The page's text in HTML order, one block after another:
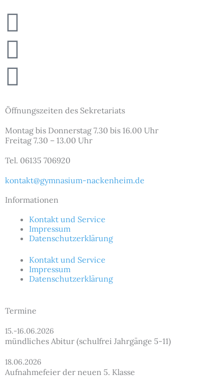
Newspaper
Instagram
Podcast
Öffnungszeiten des Sekretariats
Montag bis Donnerstag 7.30 bis 16.00 Uhr
Freitag 7.30 – 13.00 Uhr
Tel. 06135 706920
kontakt@gymnasium-nackenheim.de
Informationen
Kontakt und Service
Impressum
Datenschutzerklärung
Kontakt und Service
Impressum
Datenschutzerklärung
Termine
15.-16.06.2026
mündliches Abitur (schulfrei Jahrgänge 5-11)
18.06.2026
Aufnahmefeier der neuen 5. Klasse